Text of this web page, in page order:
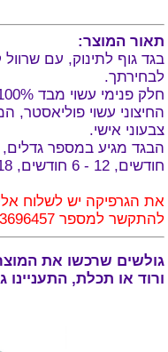
תאור המוצר:
בגד גוף לתינוק, עם
לבחירתך.
החיצוני עשוי פוליאסטר,
צבעוני אישי.
חודשים, 12 - 6 חודשים, 18 - 12 חודשים, 24 - 18 חודשים.
את הגרפיקה יש לשלוח
להתקשר למספר 0523696457.
גולשים שרכשו את
ורוד או תכלת, התעניינו